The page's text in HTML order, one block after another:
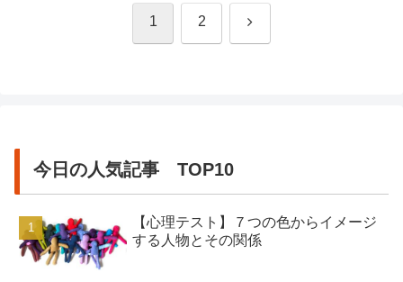
1 2 次
今日の人気記事 TOP10
【心理テスト】７つの色からイメージ
する人物とその関係